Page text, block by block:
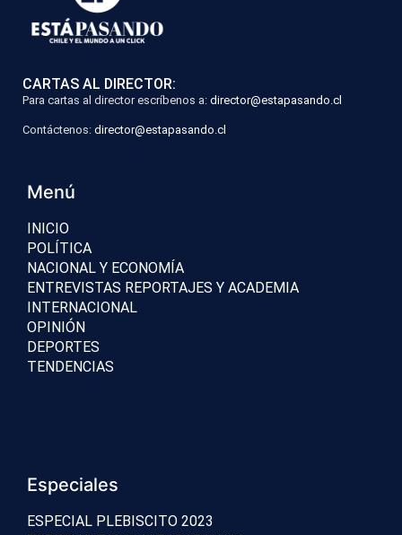
CARTAS AL DIRECTOR:
Para cartas al director escríbenos a: director@estapasando.cl
Contáctenos: director@estapasando.cl
Menú
INICIO
POLÍTICA
NACIONAL Y ECONOMÍA
ENTREVISTAS REPORTAJES Y ACADEMIA
INTERNACIONAL
OPINIÓN
DEPORTES
TENDENCIAS
Especiales
ESPECIAL PLEBISCITO 2023